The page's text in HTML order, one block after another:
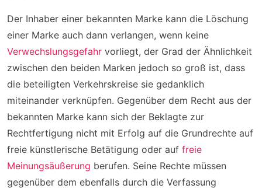
Der Inhaber einer bekannten Marke kann die Löschung
einer Marke auch dann verlangen, wenn keine
Verwechslungsgefahr vorliegt, der Grad der Ähnlichkeit
zwischen den beiden Marken jedoch so groß ist, dass
die beteiligten Verkehrskreise sie gedanklich
miteinander verknüpfen. Gegenüber dem Recht aus der
bekannten Marke kann sich der Beklagte zur
Rechtfertigung nicht mit Erfolg auf die Grundrechte auf
freie künstlerische Betätigung oder auf freie
Meinungsäußerung berufen. Seine Rechte müssen
gegenüber dem ebenfalls durch die Verfassung